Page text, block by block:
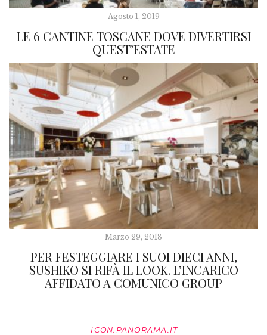
Agosto 1, 2019
LE 6 CANTINE TOSCANE DOVE DIVERTIRSI
QUEST’ESTATE
Marzo 29, 2018
PER FESTEGGIARE I SUOI DIECI ANNI,
SUSHIKO SI RIFÀ IL LOOK. L’INCARICO
AFFIDATO A COMUNICO GROUP
ICON.PANORAMA.IT